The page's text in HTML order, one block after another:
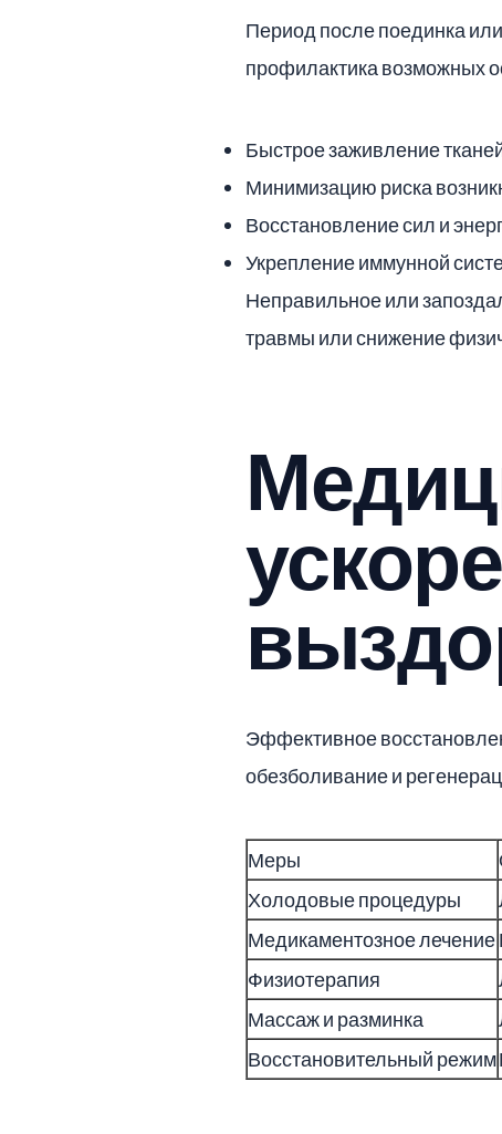
Период после поединка
профилактика возможных
Быстрое заживление
Минимизацию риска
Восстановление сил и
Укрепление иммунной
Неправильное или
травмы или снижение
Эффективное
обезболивание и
Меры
Холодовые процедуры
Медикаментозное лечение
Физиотерапия
Массаж и разминка
Восстановительный режим